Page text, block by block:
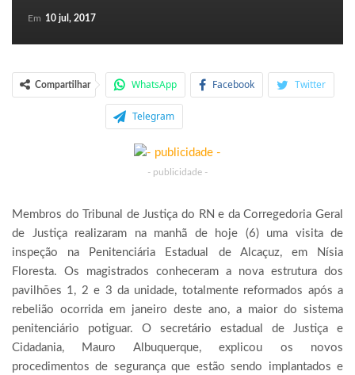
Em 10 jul, 2017
Compartilhar WhatsApp Facebook Twitter
Telegram
- publicidade -
Membros do Tribunal de Justiça do RN e da Corregedoria Geral
de Justiça realizaram na manhã de hoje (6) uma visita de
inspeção na Penitenciária Estadual de Alcaçuz, em Nísia
Floresta. Os magistrados conheceram a nova estrutura dos
pavilhões 1, 2 e 3 da unidade, totalmente reformados após a
rebelião ocorrida em janeiro deste ano, a maior do sistema
penitenciário potiguar. O secretário estadual de Justiça e
Cidadania, Mauro Albuquerque, explicou os novos
procedimentos de segurança que estão sendo implantados e